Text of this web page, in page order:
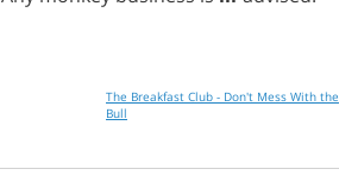
The Breakfast Club - Don't Mess With the
Bull